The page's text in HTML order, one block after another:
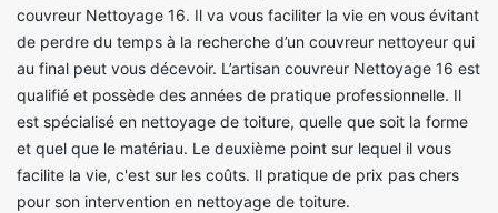
couvreur Nettoyage 16. Il va vous faciliter la vie en vous évitant
de perdre du temps à la recherche d’un couvreur nettoyeur qui
au final peut vous décevoir. L’artisan couvreur Nettoyage 16 est
qualifié et possède des années de pratique professionnelle. Il
est spécialisé en nettoyage de toiture, quelle que soit la forme
et quel que le matériau. Le deuxième point sur lequel il vous
facilite la vie, c'est sur les coûts. Il pratique de prix pas chers
pour son intervention en nettoyage de toiture.